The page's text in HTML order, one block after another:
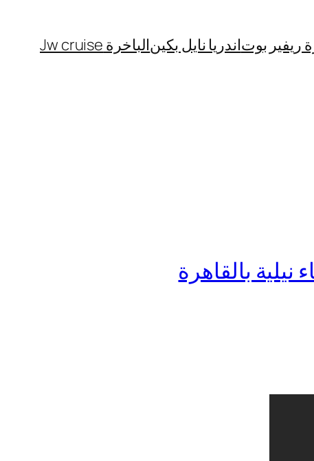
ريفير بوتاندريا نايل بكينالباخرة Jw cruise
بالقاهرة